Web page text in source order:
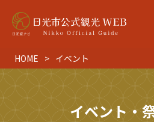
HOME イベント
イベント・